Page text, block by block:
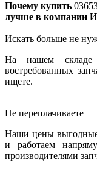
Почему купить
лучше в компании
Искать больше не
На нашем складе
востребованных
ищете.
Не переплачиваете
Наши цены
и работаем
производителями